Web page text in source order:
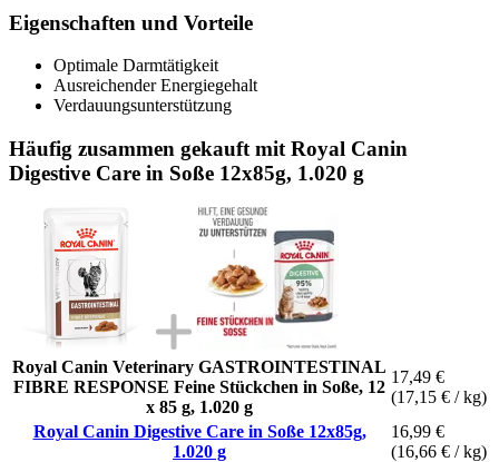
Eigenschaften und Vorteile
Optimale Darmtätigkeit
Ausreichender Energiegehalt
Verdauungsunterstützung
Häufig zusammen gekauft mit Royal Canin
Digestive Care in Soße 12x85g, 1.020 g
Royal Canin Veterinary GASTROINTESTINAL
FIBRE RESPONSE Feine Stückchen in Soße, 12
x 85 g, 1.020 g
17,49 €
(17,15 € / kg)
Royal Canin Digestive Care in Soße 12x85g,
1.020 g
16,99 €
(16,66 € / kg)